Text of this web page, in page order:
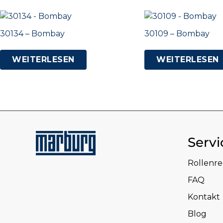
30134 – Bombay
WEITERLESEN
30109 – Bombay
WEITERLESEN
FAQ
Kontakt
Blog